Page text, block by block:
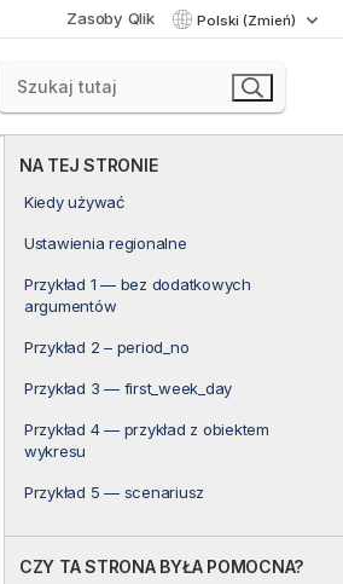
Zasoby Qlik Polski (Zmień)
NA TEJ STRONIE
Kiedy używać
Ustawienia regionalne
Przykład 1 — bez dodatkowych
argumentów
Przykład 2 – period_no
Przykład 3 — first_week_day
Przykład 4 — przykład z obiektem
wykresu
Przykład 5 — scenariusz
CZY TA STRONA BYŁA POMOCNA?